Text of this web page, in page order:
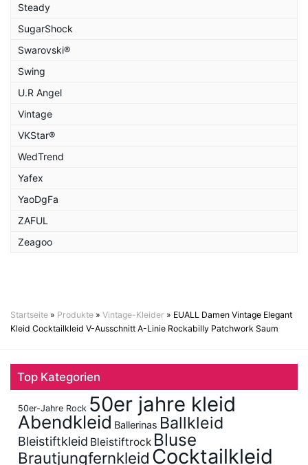
Steady
SugarShock
Swarovski®
Swing
U.R Angel
Vintage
VKStar®
WedTrend
Yafex
YaoDgFa
ZAFUL
Zeagoo
Startseite » Produkte » Vintage-Kleider » EUALL Damen Vintage Elegant
Kleid Cocktailkleid V-Ausschnitt A-Linie Rockabilly Patchwork Saum
Top Kategorien
50er-Jahre Rock 50er jahre kleid
Abendkleid Ballerinas Ballkleid
Bleistiftkleid Bleistiftrock Bluse
Brautjungfernkleid Cocktailkleid